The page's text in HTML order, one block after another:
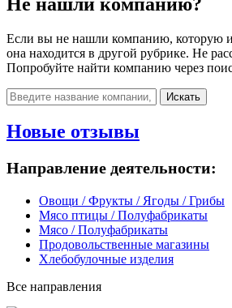
Если вы не нашли компанию, которую
она находится в другой рубрике. Не
Попробуйте найти компанию через
Искать
Новые отзывы
Направление деятельности:
Овощи / Фрукты / Ягоды / Грибы
Мясо птицы / Полуфабрикаты
Мясо / Полуфабрикаты
Продовольственные магазины
Хлебобулочные изделия
Все направления